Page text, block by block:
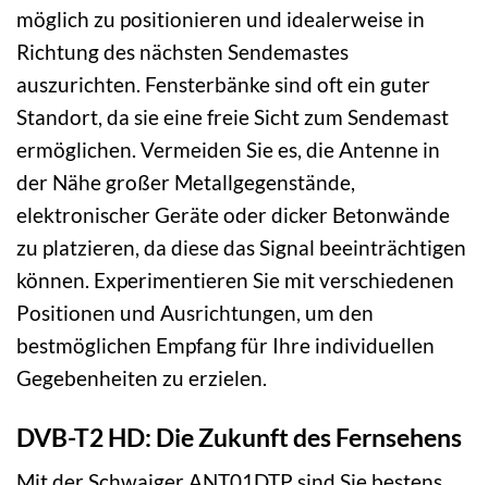
möglich zu positionieren und idealerweise in
Richtung des nächsten Sendemastes
auszurichten. Fensterbänke sind oft ein guter
Standort, da sie eine freie Sicht zum Sendemast
ermöglichen. Vermeiden Sie es, die Antenne in
der Nähe großer Metallgegenstände,
elektronischer Geräte oder dicker Betonwände
zu platzieren, da diese das Signal beeinträchtigen
können. Experimentieren Sie mit verschiedenen
Positionen und Ausrichtungen, um den
bestmöglichen Empfang für Ihre individuellen
Gegebenheiten zu erzielen.
DVB-T2 HD: Die Zukunft des Fernsehens